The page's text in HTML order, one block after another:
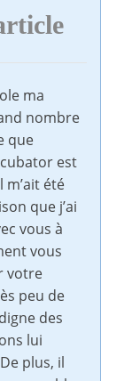
ma
nombre
que
est
m’ait été
que j’ai
vous à
vous
votre
peu de
des
lui
plus, il